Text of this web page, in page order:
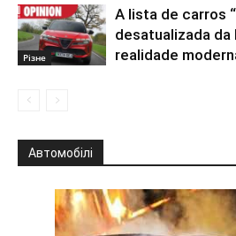
Різне
A lista de carros
desatualizada
realidade
Автомобілі